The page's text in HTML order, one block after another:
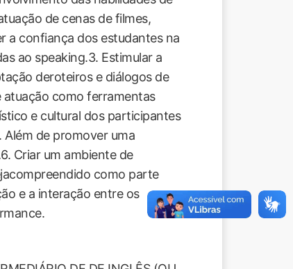
de cenas de filmes,
a confiança dos estudantes na
ao speaking.3. Estimular a
deroteiros e diálogos de
como ferramentas
e cultural dos participantes
de promover uma
Criar um ambiente de
como parte
e a interação entre os